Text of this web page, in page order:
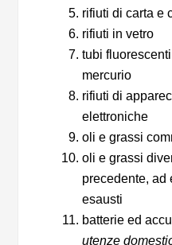
rifiuti di carta e
rifiuti in vetro
tubi
mercurio
rifiuti di
elettroniche
oli e grassi
oli e grassi
precedente, ad
esausti
batterie ed
utenze